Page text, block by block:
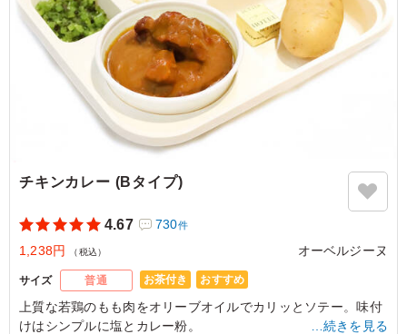
カレーソースのハンバーグとチキン南蛮の組み合わせが食
べごたえ十分で、スタッフから一番人気でした。しっかり
した味付けでご飯が進み、副菜も彩りよく栄養バランスも
◎。冷めてもおいしく、イベントの合間でも満足度の高い
お弁当でした。
ご利用シーン：会議・セミナー›ワークショップ
東京都千代田区霞が関2026/08/06
チキンカレー (Bタイプ)
4.67 730件
1,238円 （税込） オーベルジーヌ
サイズ 普通 お茶付き おすすめ
上質な若鶏のもも肉をオリーブオイルでカリッとソテー。味付
けはシンプルに塩とカレー粉。
…続きを見る